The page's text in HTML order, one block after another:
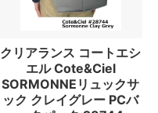
クリアランス コートエシ
エル Cote&Ciel
SORMONNEリュックサ
ック クレイグレー PCバ